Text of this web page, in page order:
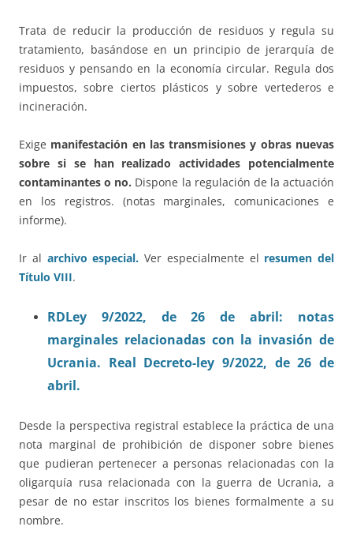
Trata de reducir la producción de residuos y regula su
tratamiento, basándose en un principio de jerarquía de
residuos y pensando en la economía circular. Regula dos
impuestos, sobre ciertos plásticos y sobre vertederos e
incineración.
Exige manifestación en las transmisiones y obras nuevas
sobre si se han realizado actividades potencialmente
contaminantes o no. Dispone la regulación de la actuación
en los registros. (notas marginales, comunicaciones e
informe).
Ir al archivo especial. Ver especialmente el resumen del
Título VIII.
RDLey 9/2022, de 26 de abril: notas
marginales relacionadas con la invasión de
Ucrania. Real Decreto-ley 9/2022, de 26 de
abril.
Desde la perspectiva registral establece la práctica de una
nota marginal de prohibición de disponer sobre bienes
que pudieran pertenecer a personas relacionadas con la
oligarquía rusa relacionada con la guerra de Ucrania, a
pesar de no estar inscritos los bienes formalmente a su
nombre.